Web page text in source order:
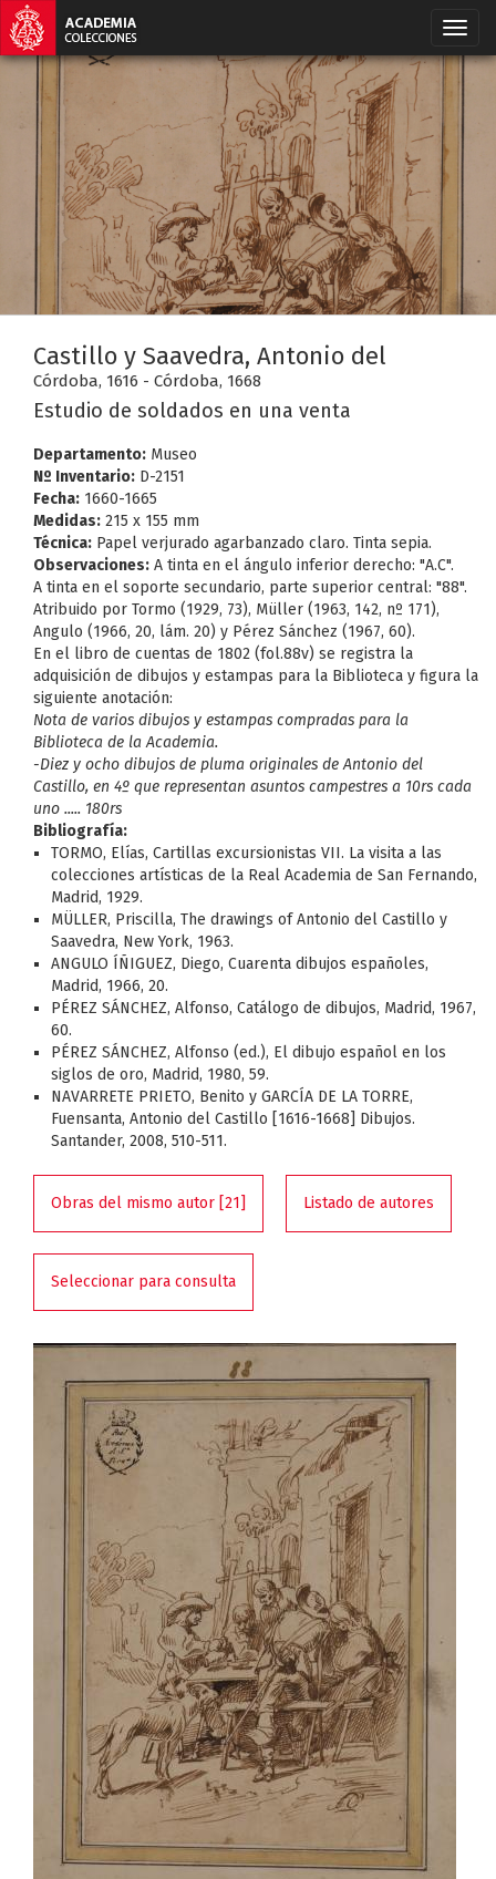
Castillo y Saavedra, Antonio del
Córdoba, 1616 - Córdoba, 1668
Estudio de soldados en una venta
Departamento: Museo
Nº Inventario: D-2151
Fecha: 1660-1665
Medidas: 215 x 155 mm
Técnica: Papel verjurado agarbanzado claro. Tinta sepia.
Observaciones: A tinta en el ángulo inferior derecho: "A.C".
A tinta en el soporte secundario, parte superior central: "88".
Atribuido por Tormo (1929, 73), Müller (1963, 142, nº 171),
Angulo (1966, 20, lám. 20) y Pérez Sánchez (1967, 60).
En el libro de cuentas de 1802 (fol.88v) se registra la
adquisición de dibujos y estampas para la Biblioteca y figura la
siguiente anotación:
Nota de varios dibujos y estampas compradas para la
Biblioteca de la Academia.
-Diez y ocho dibujos de pluma originales de Antonio del
Castillo, en 4º que representan asuntos campestres a 10rs cada
uno ..... 180rs
Bibliografía:
TORMO, Elías, Cartillas excursionistas VII. La visita a las
colecciones artísticas de la Real Academia de San Fernando,
Madrid, 1929.
MÜLLER, Priscilla, The drawings of Antonio del Castillo y
Saavedra, New York, 1963.
ANGULO ÍÑIGUEZ, Diego, Cuarenta dibujos españoles,
Madrid, 1966, 20.
PÉREZ SÁNCHEZ, Alfonso, Catálogo de dibujos, Madrid, 1967,
60.
PÉREZ SÁNCHEZ, Alfonso (ed.), El dibujo español en los
siglos de oro, Madrid, 1980, 59.
NAVARRETE PRIETO, Benito y GARCÍA DE LA TORRE,
Fuensanta, Antonio del Castillo [1616-1668] Dibujos.
Santander, 2008, 510-511.
Obras del mismo autor [21] Listado de autores
Seleccionar para consulta